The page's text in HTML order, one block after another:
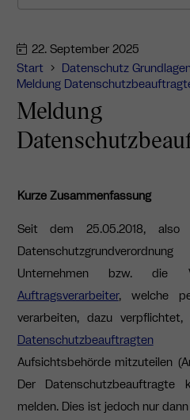
22. September 2025
Start
Datenschutz
Meldung
Meldung
Kurze Zusammenfassung
Seit dem 25.05.2018,
Unternehmen bzw. die
Auftragsverarbeiter, welche
verarbeiten, dazu
Datenschutzbeauftragten
Aufsichtsbehörde mitzuteilen (
Der
melden. Dies ist jedoch nur